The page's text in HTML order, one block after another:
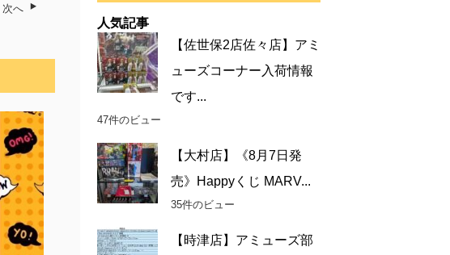
次へ
人気記事
【佐世保2店佐々店】アミ
ューズコーナー入荷情報
です...
47件のビュー
【大村店】《8月7日発
売》Happyくじ MARV...
35件のビュー
【時津店】アミューズ部